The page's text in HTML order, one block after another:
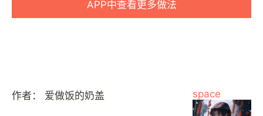
APP中查看更多做法
作者： 爱做饭的奶盖 space